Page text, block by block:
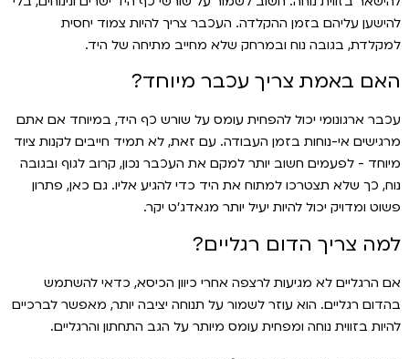
להישען עליהם בזמן ההקלדה. העכבר צריך להיות צמוד יחסית
למקלדת, בגובה נוח ובמרחק שלא מחייב מתיחה של היד.
האם באמת צריך עכבר מיוחד?
עכבר ארגונומי יכול להפחית עומס על שורש כף היד, במיוחד אם אתם
מרגישים אי-נוחות בזמן העבודה. עם זאת, לא תמיד חייבים לקנות ציוד
מיוחד - לפעמים חשוב יותר למקם את העכבר נכון, קרוב לגוף ובגובה
נוח, כך שלא תצטרכו למתוח את היד כדי להגיע אליו. גם כאן, פתרון
פשוט ומדויק יכול להיות יעיל יותר מגאדג׳ט יקר.
למה צריך הדום רגליים?
אם הרגליים לא מגיעות לרצפה אחרי כיוון הכיסא, כדאי להשתמש
בהדום רגליים. הוא עוזר לשמור על תנוחה יציבה יותר, מאפשר לברכיים
להיות בזווית נוחה ומפחית עומס מיותר על הגב התחתון והרגליים.